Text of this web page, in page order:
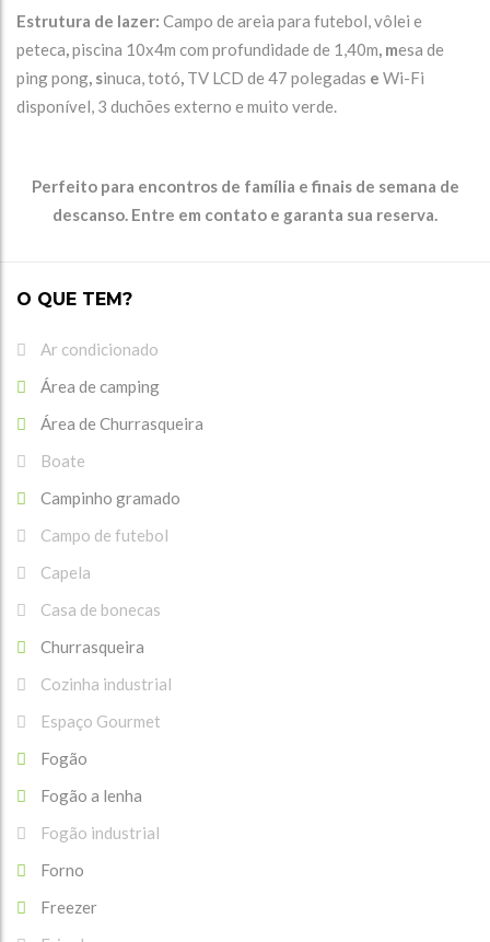
Estrutura de lazer: Campo de areia para futebol, vôlei e
peteca piscina 10x4m com profundidade de 1,40m , mesa de
ping pong , sinuca, totó TV LCD de 47 polegadas e Wi-Fi
disponível, 3 duchões externo e muito verde.
Perfeito para encontros de família e finais de semana de
descanso. Entre em contato e garanta sua reserva.
O QUE TEM?
Ar condicionado
Área de camping
Área de Churrasqueira
Boate
Campinho gramado
Campo de futebol
Capela
Casa de bonecas
Churrasqueira
Cozinha industrial
Espaço Gourmet
Fogão
Fogão a lenha
Fogão industrial
Forno
Freezer